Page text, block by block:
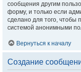
сообщения другим
форму, и только если
сделано для того, чтобы
системой анонимными
Вернуться к началу
Создание